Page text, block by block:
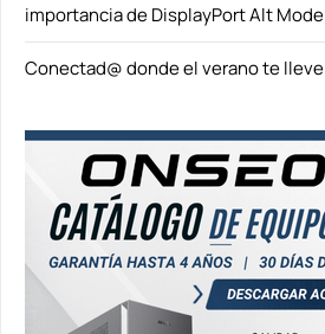
importancia de DisplayPort Alt Mode
Conectad@ donde el verano te lleve